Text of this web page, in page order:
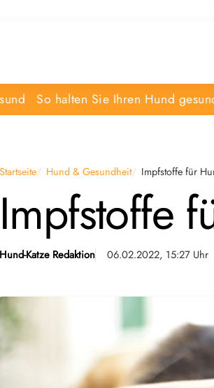
So halten Sie Ihren Hund
Startseite Hund & Gesundheit Impfstoffe für
Impfstoffe
Hund-Katze Redaktion 06.02.2022, 15:27 Uhr